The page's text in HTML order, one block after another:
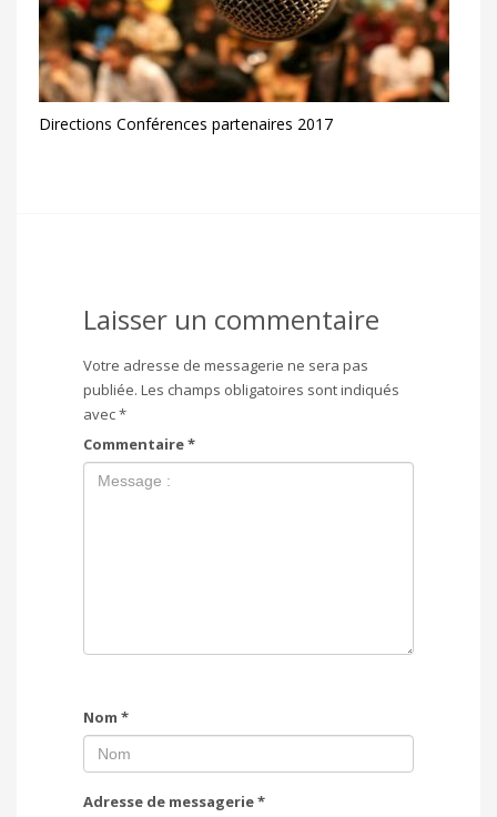
Directions Conférences partenaires 2017
Laisser un commentaire
Votre adresse de messagerie ne sera pas
publiée. Les champs obligatoires sont indiqués
avec*
Commentaire*
Nom *
Adresse de messagerie*